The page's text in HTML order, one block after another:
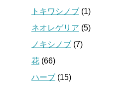
トキワシノブ (1)
ネオレゲリア (5)
ノキシノブ (7)
花 (66)
ハーブ (15)